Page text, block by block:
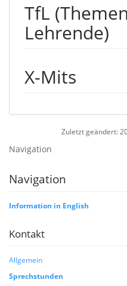
TfL
Lehrende)
X-Mits
Zuletzt geändert:
Navigation
Navigation
Information in English
Kontakt
Allgemein
Sprechstunden